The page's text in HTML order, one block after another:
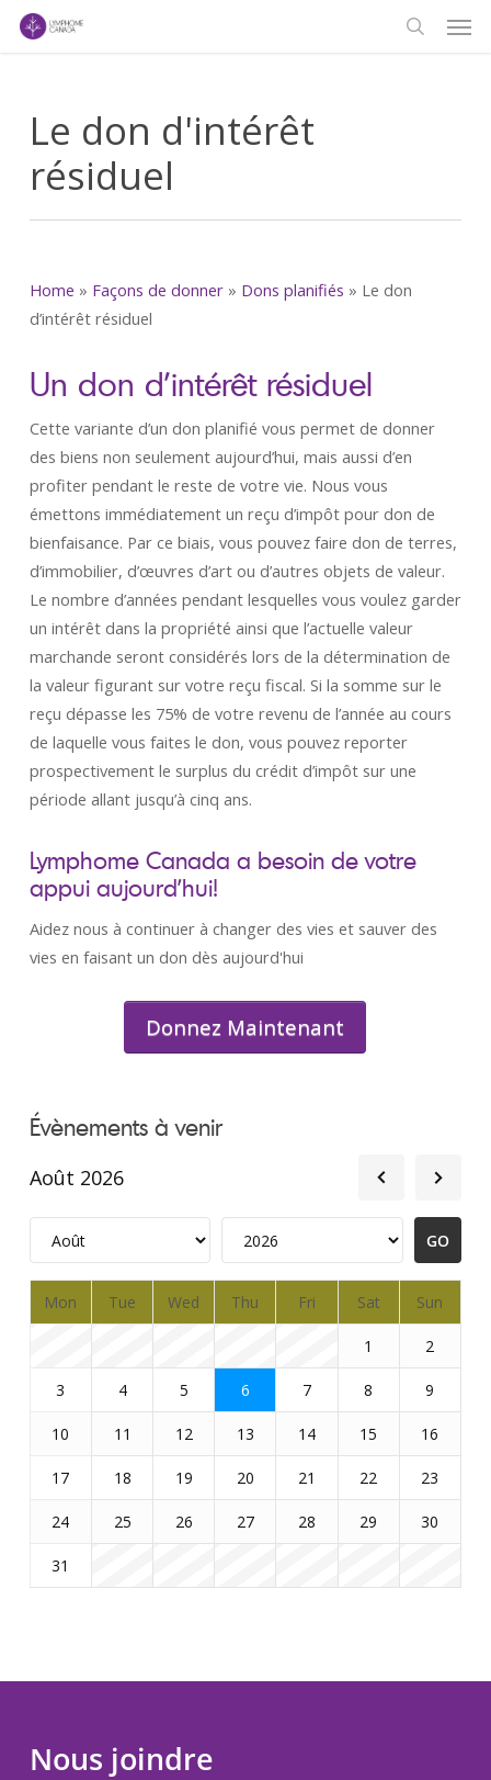
Skip
Le don d'intérêt
résiduel
Home » Façons de donner» Dons planifiés » Le don
d’intérêt résiduel
Un don d’intérêt résiduel
Cette variante d’un don planifié vous permet de donner
des biens non seulement aujourd’hui, mais aussi d’en
profiter pendant le reste de votre vie. Nous vous
émettons immédiatement un reçu d’impôt pour don de
bienfaisance. Par ce biais, vous pouvez faire don de terres,
d’immobilier, d’œuvres d’art ou d’autres objets de valeur.
Le nombre d’années pendant lesquelles vous voulez garder
un intérêt dans la propriété ainsi que l’actuelle valeur
marchande seront considérés lors de la détermination de
la valeur figurant sur votre reçu fiscal. Si la somme sur le
reçu dépasse les 75% de votre revenu de l’année au cours
de laquelle vous faites le don, vous pouvez reporter
prospectivement le surplus du crédit d’impôt sur une
période allant jusqu’à cinq ans.
Lymphome Canada a besoin de votre
appui aujourd’hui!
Aidez nous à continuer à changer des vies et sauver des
vies en faisant un don dès aujourd'hui
Donnez Maintenant
Évènements à venir
Août 2026
Mon Tue Wed Thu Fri Sat Sun
1 2
3 4 5 6 7 8 9
10 11 12 13 14 15 16
17 18 19 20 21 22 23
24 25 26 27 28 29 30
31
Nous joindre